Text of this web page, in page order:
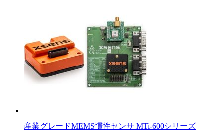
産業グレードMEMS慣性センサ MTi-600シリーズ